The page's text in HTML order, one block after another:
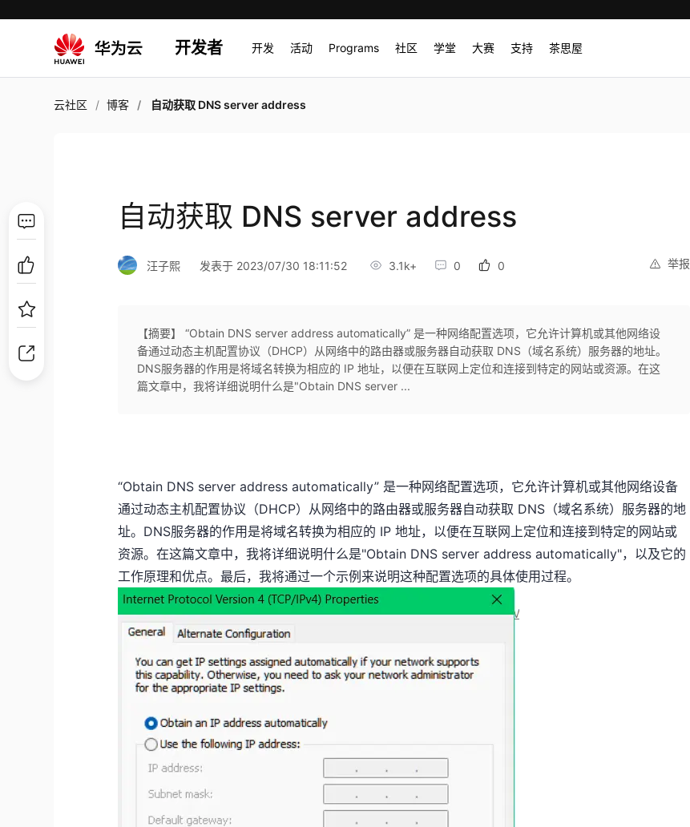
开发者 开发 活动 Programs 社区 学堂 大赛 支持 茶思屋
云社区 博客 自动获取 DNS server address
自动获取 DNS server address
举报
汪子熙 发表于 2023/07/30 18:11:52 3.1k+ 0 0
【摘要】 “Obtain DNS server address automatically” 是一种网络配置选项，它允许计算机或其他网络设
备通过动态主机配置协议（DHCP）从网络中的路由器或服务器自动获取 DNS（域名系统）服务器的地址。
DNS服务器的作用是将域名转换为相应的 IP 地址，以便在互联网上定位和连接到特定的网站或资源。在这
篇文章中，我将详细说明什么是"Obtain DNS server ...
“Obtain DNS server address automatically” 是一种网络配置选项，它允许计算机或其他网络设备
通过动态主机配置协议（DHCP）从网络中的路由器或服务器自动获取 DNS（域名系统）服务器的地
址。DNS服务器的作用是将域名转换为相应的 IP 地址，以便在互联网上定位和连接到特定的网站或
资源。在这篇文章中，我将详细说明什么是"Obtain DNS server address automatically"，以及它的
工作原理和优点。最后，我将通过一个示例来说明这种配置选项的具体使用过程。